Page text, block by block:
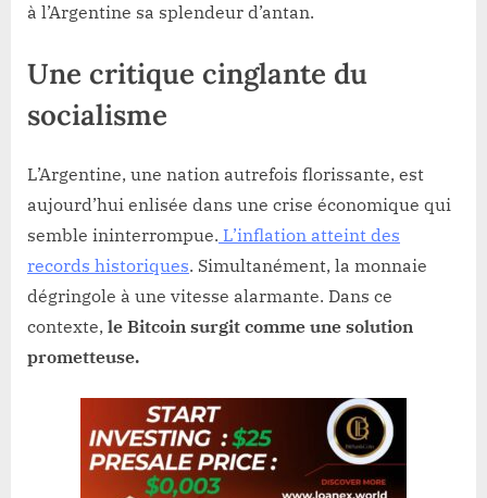
à l’Argentine sa splendeur d’antan.
Une critique cinglante du
socialisme
L’Argentine, une nation autrefois florissante, est
aujourd’hui enlisée dans une crise économique qui
semble ininterrompue. L’inflation atteint des
records historiques. Simultanément, la monnaie
dégringole à une vitesse alarmante. Dans ce
contexte, le Bitcoin surgit comme une solution
prometteuse.